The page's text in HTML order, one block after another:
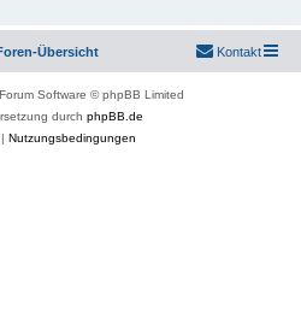
Übersicht Kontakt
Software © phpBB Limited
durch phpBB.de
Nutzungsbedingungen